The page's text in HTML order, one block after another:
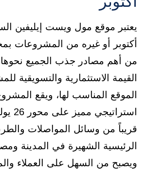
يعتبر موقع مول ويست إيليفين
أكتوبر أو غيره من المشروعات
من أهم مصادر جذب الجميع
القيمة الاستثمارية والتسويقية
الموقع المناسب لها، ويقع
قريباً من وسائل المواصلات
الرئيسية الشهيرة في المدينة
ويصبح من السهل على العملاء